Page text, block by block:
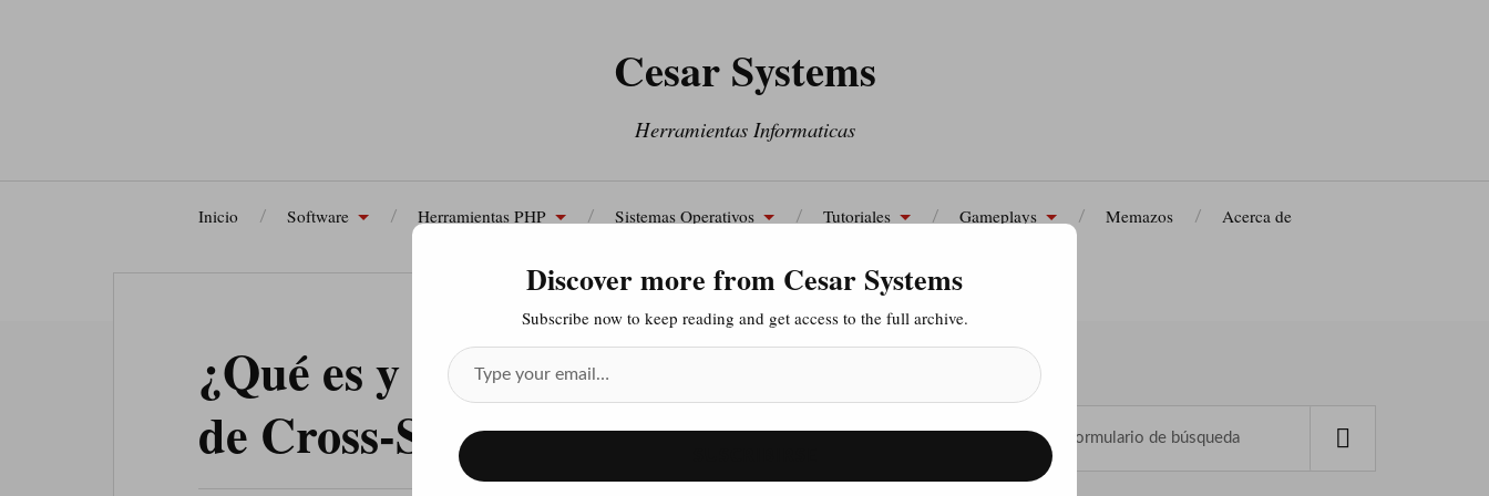
Cesar Systems
Herramientas Informaticas
Inicio Software Herramientas PHP Sistemas Operativos Tutoriales Gameplays Memazos Acerca de
Contáctenos
¿Qué es y cómo opera un ataque
de Cross-Site Scripting (XSS)?
Discover more from Cesar Systems
Subscribe now to keep reading and get access to the full archive.